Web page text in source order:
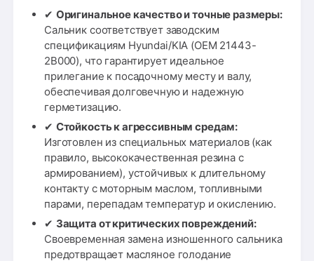
✔ Оригинальное качество и точные размеры:
Сальник соответствует заводским
спецификациям Hyundai/KIA (OEM 21443-
2B000), что гарантирует идеальное
прилегание к посадочному месту и валу,
обеспечивая долговечную и надежную
герметизацию.
✔ Стойкость к агрессивным средам:
Изготовлен из специальных материалов (как
правило, высококачественная резина с
армированием), устойчивых к длительному
контакту с моторным маслом, топливными
парами, перепадам температур и окислению.
✔ Защита от критических повреждений:
Своевременная замена изношенного сальника
предотвращает масляное голодание